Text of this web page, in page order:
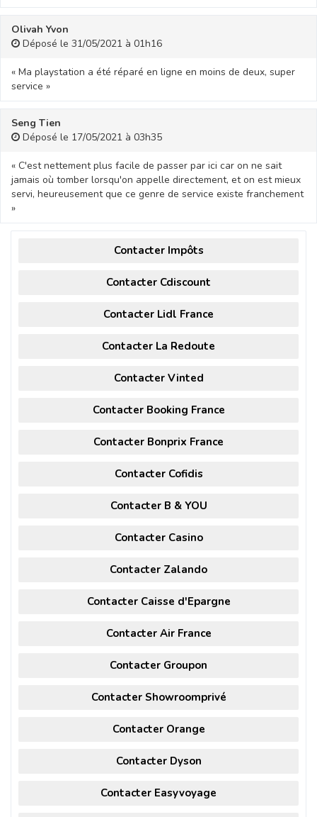
Olivah Yvon
Déposé le 31/05/2021 à 01h16
« Ma playstation a été réparé en ligne en moins de deux, super
service »
Seng Tien
Déposé le 17/05/2021 à 03h35
« C'est nettement plus facile de passer par ici car on ne sait
jamais où tomber lorsqu'on appelle directement, et on est mieux
servi, heureusement que ce genre de service existe franchement
»
Contacter Impôts
Contacter Cdiscount
Contacter Lidl France
Contacter La Redoute
Contacter Vinted
Contacter Booking France
Contacter Bonprix France
Contacter Cofidis
Contacter B & YOU
Contacter Casino
Contacter Zalando
Contacter Caisse d'Epargne
Contacter Air France
Contacter Groupon
Contacter Showroomprivé
Contacter Orange
Contacter Dyson
Contacter Easyvoyage